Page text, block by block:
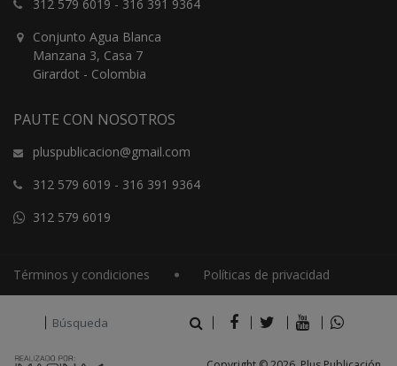
312 579 6019 - 316 391 9364
Conjunto Agua Blanca
Manzana 3, Casa 7
Girardot - Colombia
PAUTE CON NOSOTROS
pluspublicacion@gmail.com
312 579 6019 - 316 391 9364
312 579 6019
Términos y condiciones Políticas de privacidad